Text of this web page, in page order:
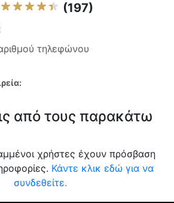
(197)
τηλεφώνου
από τους παρακάτω
χρήστες έχουν πρόσβαση
Κάντε κλικ εδώ για να
συνδεθείτε.